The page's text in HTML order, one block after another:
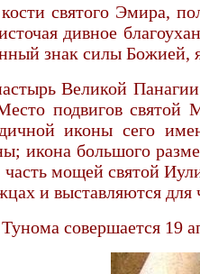
святого Эмира,
дивное
знак силы
Великой
подвигов
иконы сего
икона большого
часть мощей святой
и выставляются для
совершается 19